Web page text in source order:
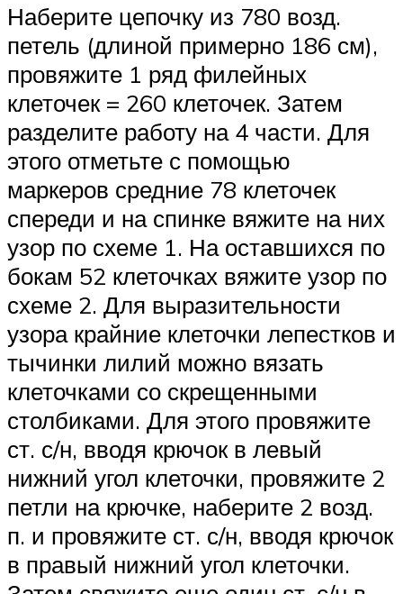
Наберите цепочку из 780 возд.
петель (длиной примерно 186 см),
провяжите 1 ряд филейных
клеточек = 260 клеточек. Затем
разделите работу на 4 части. Для
этого отметьте с помощью
маркеров средние 78 клеточек
спереди и на спинке вяжите на них
узор по схеме 1. На оставшихся по
бокам 52 клеточках вяжите узор по
схеме 2. Для выразительности
узора крайние клеточки лепестков и
тычинки лилий можно вязать
клеточками со скрещенными
столбиками. Для этого провяжите
ст. с/н, вводя крючок в левый
нижний угол клеточки, провяжите 2
петли на крючке, наберите 2 возд.
п. и провяжите ст. с/н, вводя крючок
в правый нижний угол клеточки.